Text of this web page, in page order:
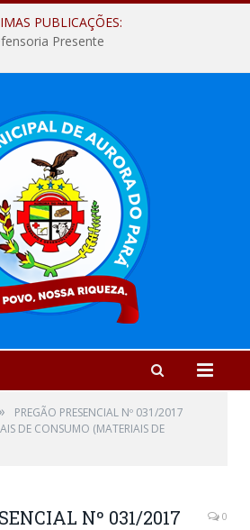
PUBLICAÇÕES:
Presente
PREGÃO PRESENCIAL Nº 031/2017
DE CONSUMO (MATERIAIS DE
Nº 031/2017
0